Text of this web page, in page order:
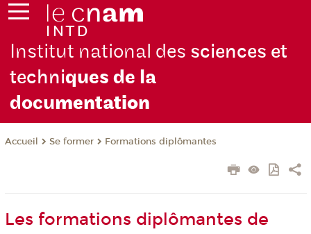
Institut national des sciences et
techniques de la
documentation
Accueil Se former Formations diplômantes
Les formations diplômantes de